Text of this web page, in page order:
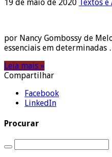
19 de maio de 2020 Textos
por Nancy Gombossy de
essenciais em determinadas
Leia mais »
Compartilhar
Facebook
LinkedIn
Procurar